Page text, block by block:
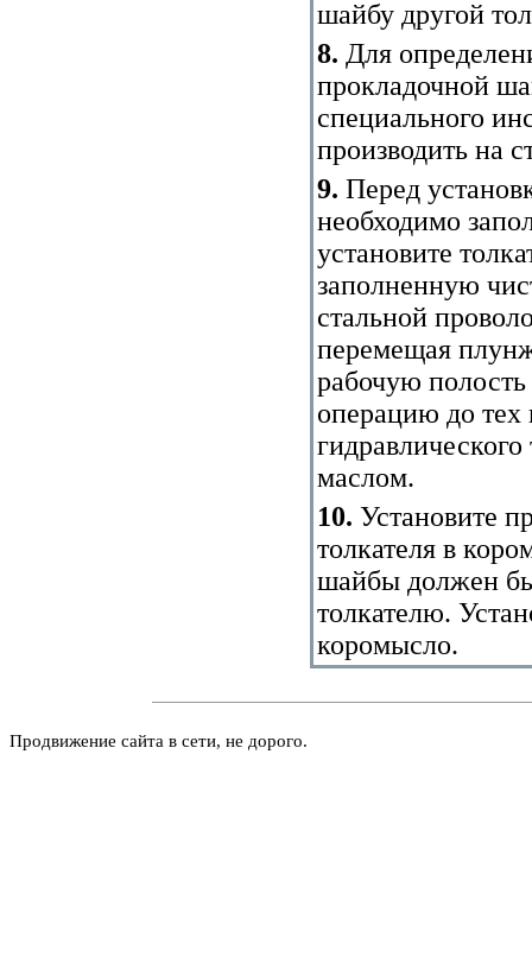
шайбу другой
8. Для
прокладочной
специального
производить на
9. Перед
необходимо
установите
заполненную
стальной
перемещая
рабочую полость
операцию до тех
маслом.
10. Установите
толкателя в
шайбы должен
толкателю.
коромысло.
Продвижение сайта в сети, не дорого.